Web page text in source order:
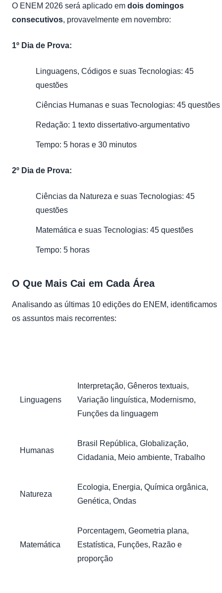
O ENEM 2026 será aplicado em dois domingos
consecutivos, provavelmente em novembro:
1º Dia de Prova:
Linguagens, Códigos e suas Tecnologias: 45
questões
Ciências Humanas e suas Tecnologias: 45 questões
Redação: 1 texto dissertativo-argumentativo
Tempo: 5 horas e 30 minutos
2º Dia de Prova:
Ciências da Natureza e suas Tecnologias: 45
questões
Matemática e suas Tecnologias: 45 questões
Tempo: 5 horas
O Que Mais Cai em Cada Área
Analisando as últimas 10 edições do ENEM, identificamos
os assuntos mais recorrentes:
Linguagens
Interpretação, Gêneros textuais,
Variação linguística, Modernismo,
Funções da linguagem
Humanas
Brasil República, Globalização,
Cidadania, Meio ambiente, Trabalho
Natureza
Ecologia, Energia, Química orgânica,
Genética, Ondas
Matemática
Porcentagem, Geometria plana,
Estatística, Funções, Razão e
proporção